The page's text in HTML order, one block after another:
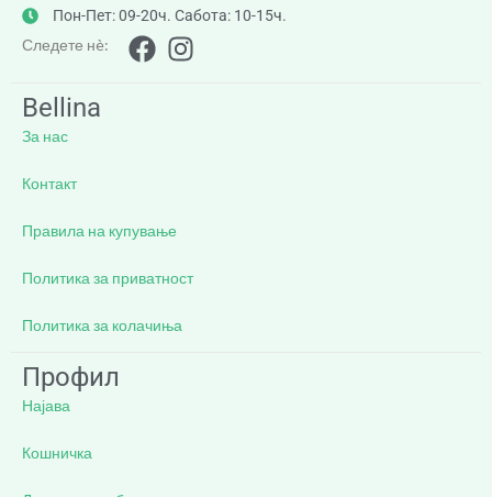
Пон-Пет: 09-20ч. Сабота: 10-15ч.
Следете нè:
Bellina
За нас
Контакт
Правила на купување
Политика за приватност
Политика за колачиња
Профил
Најава
Кошничка